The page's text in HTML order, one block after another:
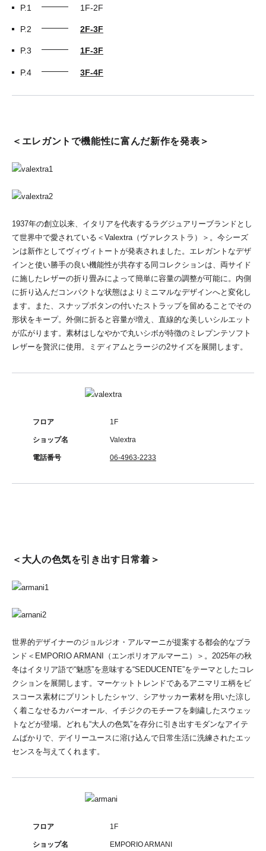
P.1 1F-2F
P.2 2F-3F
P.3 1F-3F
P.4 3F-4F
＜エレガントで機能性に富んだ新作を発表＞
1937年の創立以来、イタリアを代表するラグジュアリーブランドとし
て世界中で愛されている＜Valextra（ヴァレクストラ）＞。今シーズ
ンは新作としてヴィヴィトートが発表されました。エレガントなデザ
インと使い勝手の良い機能性が共存する同コレクションは、両サイド
に施したレザーの折り畳みによって簡単に容量の調整が可能に。内側
に折り込んだコンパクトな状態はよりミニマルなデザインへと変化し
ます。また、スナップボタンの付いたストラップを留めることでその
形状をキープ。外側に折ると容量が増え、直線的な美しいシルエット
が広がります。素材はしなやかで丸いシボが特徴のミレプンテソフト
レザーを贅沢に使用。ミディアムとラージの2サイズを展開します。
フロア 1F
ショップ名 Valextra
電話番号 06-4963-2233
＜大人の色気を引き出す日常着＞
世界的デザイナーのジョルジオ・アルマーニが提案する都会的なブラ
ンド＜EMPORIO ARMANI（エンポリオアルマーニ）＞。2025年の秋
冬はイタリア語で“魅惑”を意味する“SEDUCENTE”をテーマとしたコレ
クションを展開します。マーケットトレンドであるアニマリエ柄をビ
スコース素材にプリントしたシャツ、シアサッカー素材を用いた涼し
く着こなせるカバーオール、イチジクのモチーフを刺繍したスウェッ
トなどが登場。どれも“大人の色気”を存分に引き出すモダンなアイテ
ムばかりで、デイリーユースに溶け込んで日常生活に洗練されたエッ
センスを与えてくれます。
フロア 1F
ショップ名 EMPORIO ARMANI